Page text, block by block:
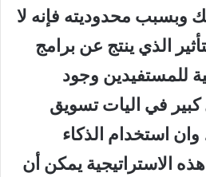
وبسبب محدوديته فإنه لا
الذي ينتج عن برامج
للمستفيدين وجود
في اليات تسويق
استخدام الذكاء
الاستراتيجية يمكن أن